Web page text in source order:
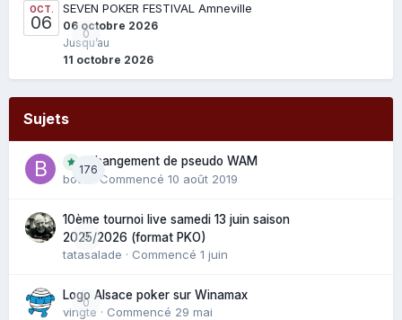
OCT.
06
0
SEVEN POKER FESTIVAL Amneville
06 octobre 2026
Jusqu’au
11 octobre 2026
Sujets
176
Changement de pseudo WAM
bouli · Commencé 10 août 2019
0
10ème tournoi live samedi 13 juin saison
2025/2026 (format PKO)
tatasalade · Commencé 1 juin
0
Logo Alsace poker sur Winamax
vingte · Commencé 29 mai